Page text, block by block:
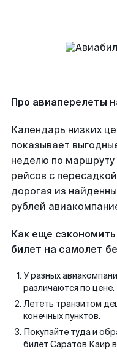
Про авиаперелеты
Календарь низких
показывает
неделю по маршруту
рейсов с
дорогая из
рублей
Как еще
билет на самолет
У разных
различаются по цене.
Лететь транзитом
конечных пунктов.
Покупайте туда и
билет Саратов Каир